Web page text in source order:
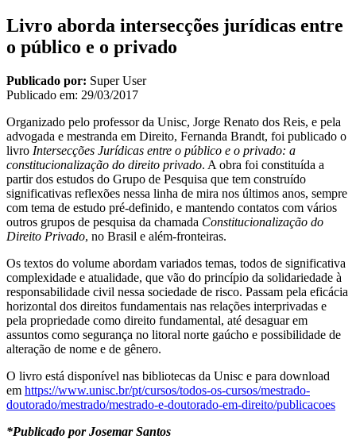
Livro aborda intersecções jurídicas entre
o público e o privado
Publicado por: Super User
Publicado em: 29/03/2017
Organizado pelo professor da Unisc, Jorge Renato dos Reis, e pela
advogada e mestranda em Direito, Fernanda Brandt, foi publicado o
livro Intersecções Jurídicas entre o público e o privado: a
constitucionalização do direito privado. A obra foi constituída a
partir dos estudos do Grupo de Pesquisa que tem construído
significativas reflexões nessa linha de mira nos últimos anos, sempre
com tema de estudo pré-definido, e mantendo contatos com vários
outros grupos de pesquisa da chamada Constitucionalização do
Direito Privado, no Brasil e além-fronteiras.
Os textos do volume abordam variados temas, todos de significativa
complexidade e atualidade, que vão do princípio da solidariedade à
responsabilidade civil nessa sociedade de risco. Passam pela eficácia
horizontal dos direitos fundamentais nas relações interprivadas e
pela propriedade como direito fundamental, até desaguar em
assuntos como segurança no litoral norte gaúcho e possibilidade de
alteração de nome e de gênero.
O livro está disponível nas bibliotecas da Unisc e para download
em https://www.unisc.br/pt/cursos/todos-os-cursos/mestrado-
doutorado/mestrado/mestrado-e-doutorado-em-direito/publicacoes
*Publicado por Josemar Santos